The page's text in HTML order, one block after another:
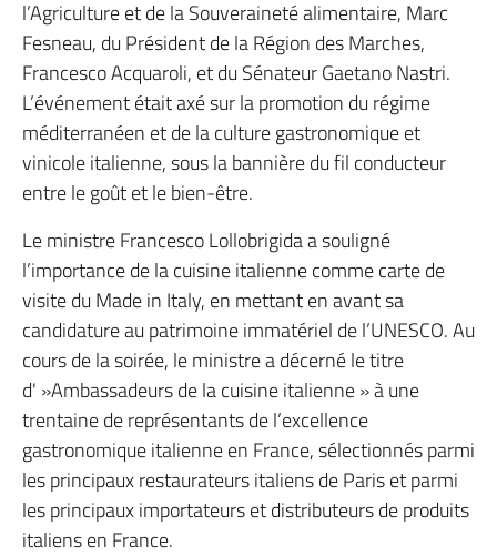
l’Agriculture et de la Souveraineté alimentaire, Marc
Fesneau, du Président de la Région des Marches,
Francesco Acquaroli, et du Sénateur Gaetano Nastri.
L’événement était axé sur la promotion du régime
méditerranéen et de la culture gastronomique et
vinicole italienne, sous la bannière du fil conducteur
entre le goût et le bien-être.
Le ministre Francesco Lollobrigida a souligné
l’importance de la cuisine italienne comme carte de
visite du Made in Italy, en mettant en avant sa
candidature au patrimoine immatériel de l’UNESCO. Au
cours de la soirée, le ministre a décerné le titre
d' »Ambassadeurs de la cuisine italienne » à une
trentaine de représentants de l’excellence
gastronomique italienne en France, sélectionnés parmi
les principaux restaurateurs italiens de Paris et parmi
les principaux importateurs et distributeurs de produits
italiens en France.